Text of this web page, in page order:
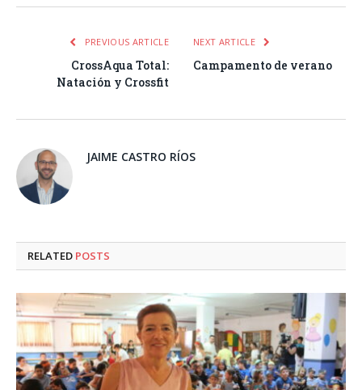
PREVIOUS ARTICLE
CrossAqua Total:
Natación y Crossfit
NEXT ARTICLE
Campamento de verano
JAIME CASTRO RÍOS
RELATED POSTS